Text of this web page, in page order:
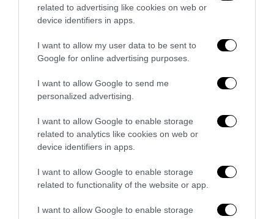
related to advertising like cookies on web or
device identifiers in apps.
I want to allow my user data to be sent to
Google for online advertising purposes.
I want to allow Google to send me
personalized advertising.
I want to allow Google to enable storage
related to analytics like cookies on web or
device identifiers in apps.
I want to allow Google to enable storage
related to functionality of the website or app.
I want to allow Google to enable storage
previous post
Ecco i nomi degli 007 stranieri catturati ad Aleppo (VIDEO)
next post
Sgomberi e arresti non bastano per fare cassa: le aste della
Raggi vanno deserte
YOU MAY ALSO LIKE